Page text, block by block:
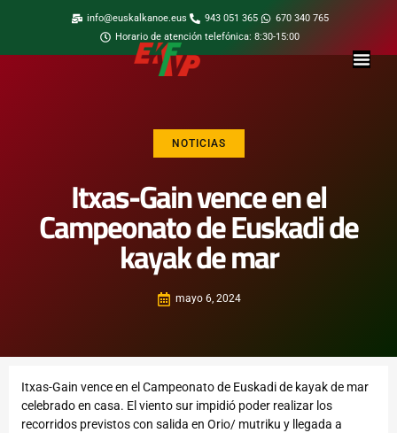
info@euskalkanoe.eus 943 051 365
670 340 765
Horario de atención telefónica: 8:30-15:00
NOTICIAS
Itxas-Gain vence en el
Campeonato de Euskadi de
kayak de mar
mayo 6, 2024
Itxas-Gain vence en el Campeonato de Euskadi de kayak de mar
celebrado en casa. El viento sur impidió poder realizar los
recorridos previstos con salida en Orio/ mutriku y llegada a